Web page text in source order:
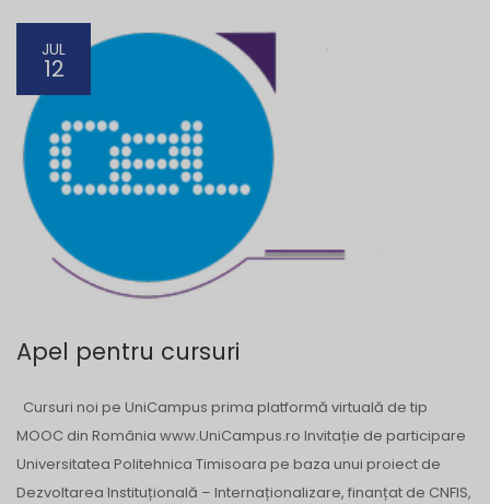
JUL
12
Apel pentru cursuri
Cursuri noi pe UniCampus prima platformă virtuală de tip
MOOC din România www.UniCampus.ro Invitație de participare
Universitatea Politehnica Timisoara pe baza unui proiect de
Dezvoltarea Instituțională – Internaționalizare, finanțat de CNFIS,